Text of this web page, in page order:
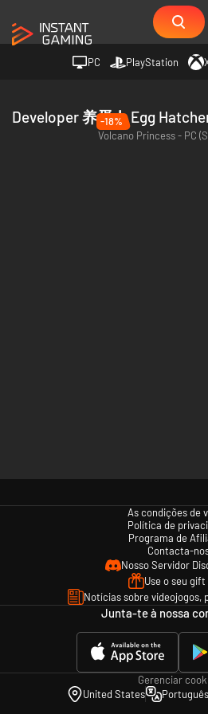
PC PlayStation
Developer 养蛋人 Egg
-18%
As condições de
Política de
Programa de
Contacta-
Nosso Servidor
Use o seu
Notícias sobre videojogos,
Junta-te à nossa
Gerenciar
United States